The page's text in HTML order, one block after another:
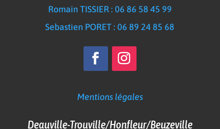
Romain TISSIER : 06 86 58 45 99
Sebastien PORET : 06 89 24 85 68
Mentions légales
Deauville-Trouville/Honfleur/Beuzeville